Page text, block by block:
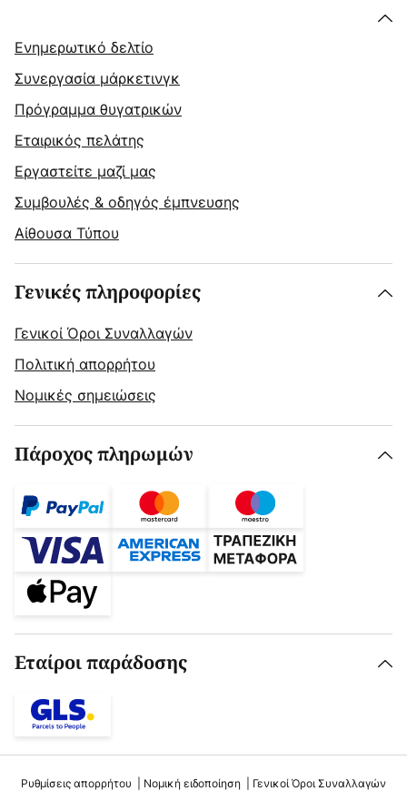
Ενημερωτικό δελτίο
Συνεργασία μάρκετινγκ
Πρόγραμμα θυγατρικών
Εταιρικός πελάτης
Εργαστείτε μαζί μας
Συμβουλές & οδηγός έμπνευσης
Αίθουσα Τύπου
Γενικές πληροφορίες
Γενικοί Όροι Συναλλαγών
Πολιτική απορρήτου
Νομικές σημειώσεις
Πάροχος πληρωμών
Εταίροι παράδοσης
Ρυθμίσεις απορρήτου Νομική ειδοποίηση Γενικοί Όροι Συναλλαγών